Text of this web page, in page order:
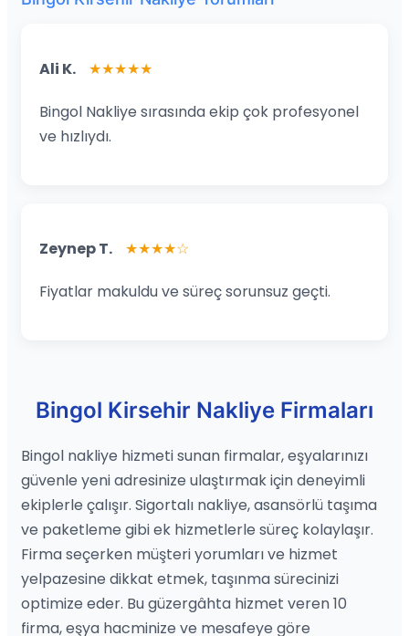
Ali K. ★★★★★
Bingol Nakliye sırasında ekip çok profesyonel
ve hızlıydı.
Zeynep T. ★★★★☆
Fiyatlar makuldu ve süreç sorunsuz geçti.
Bingol Kirsehir Nakliye Firmaları
Bingol nakliye hizmeti sunan firmalar, eşyalarınızı
güvenle yeni adresinize ulaştırmak için deneyimli
ekiplerle çalışır. Sigortalı nakliye, asansörlü taşıma
ve paketleme gibi ek hizmetlerle süreç kolaylaşır.
Firma seçerken müşteri yorumları ve hizmet
yelpazesine dikkat etmek, taşınma sürecinizi
optimize eder. Bu güzergâhta hizmet veren 10
firma, eşya hacminize ve mesafeye göre